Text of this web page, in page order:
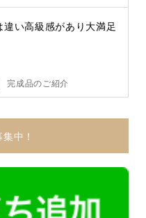
違い高級感があり大満足
完成品のご紹介
中！